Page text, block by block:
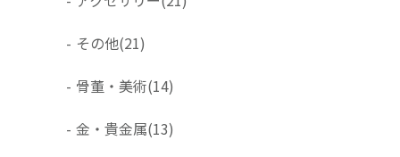
- その他(21)
- 骨董・美術(14)
- 金・貴金属(13)